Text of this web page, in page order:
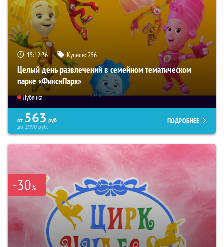
15:12:35 Купили:256
Целый день развлечений в семейном тематическом
парке «ФиксиПарк»
Лубянка
от 563 руб.
до2990руб.
ПОДРОБНЕЕ
-30%